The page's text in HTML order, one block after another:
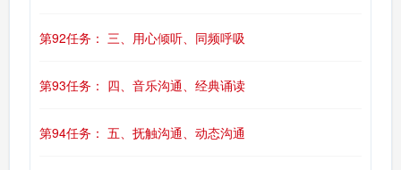
第92任务： 三、用心倾听、同频呼吸
第93任务： 四、音乐沟通、经典诵读
第94任务： 五、抚触沟通、动态沟通